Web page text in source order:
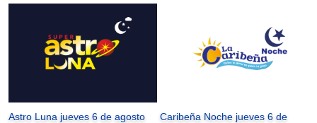
Astro Luna jueves 6 de agosto
Caribeña Noche jueves 6 de